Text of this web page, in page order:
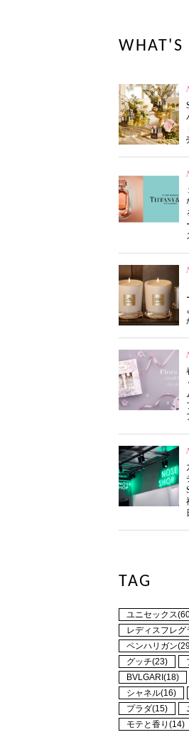
WHAT'S
TAG
ユニセックス
レディスフレ
ペンハリガン
グッチ(23)
BVLGARI(18)
シャネル(16)
プラダ(15)
モテと香り(14)